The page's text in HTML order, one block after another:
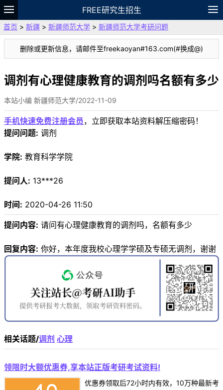
FREE研究生招生
题库
故事 专题 APP 笔记
论坛
VIP
资料
首页 > 新疆 > 新疆师范大学 > 新疆师范大学考研问题
删除或更新信息，请邮件至freekaoyan#163.com(#换成@)
调剂有心理健康教育的调剂吗名额有多少
本站小编 新疆师范大学/2022-11-09
手机快速免费注册会员 ，立即获取本站资料解压缩密码！
提问问题: 调剂
学院: 教育科学学院
提问人: 13***26
时间: 2020-04-26 11:50
提问内容: 请问有心理健康教育的调剂吗，名额有多少
回复内容: 你好，本年度我校心理学学硕及专硕无调剂，谢谢
相关话题/调剂 心理
领限时大额优惠券,享本站正版考研考试资料!
优惠券领取后72小时内有效，10万种最新考